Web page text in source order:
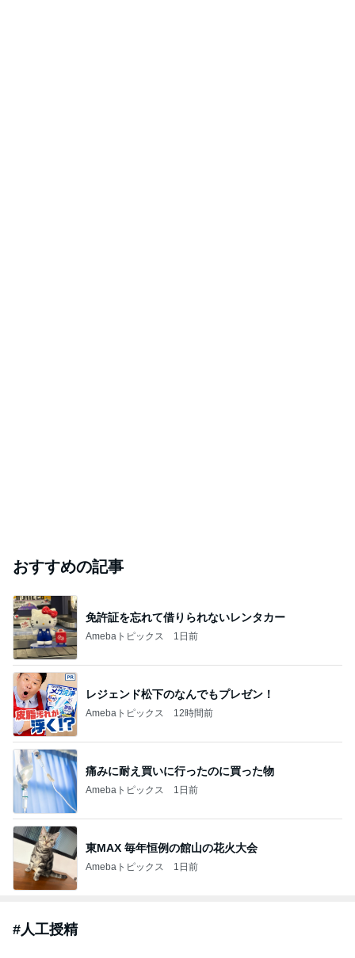
おすすめの記事
免許証を忘れて借りられないレンタカー
Amebaトピックス 1日前
レジェンド松下のなんでもプレゼン！
Amebaトピックス 12時間前
痛みに耐え買いに行ったのに買った物
Amebaトピックス 1日前
東MAX 毎年恒例の館山の花火大会
Amebaトピックス 1日前
#人工授精